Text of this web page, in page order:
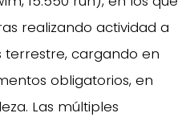
realizando actividad a
terrestre, cargando en
obligatorios, en
Las múltiples